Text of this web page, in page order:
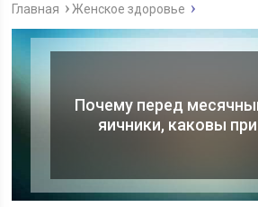
Главная Женское здоровье
Почему перед
яичники, каковы